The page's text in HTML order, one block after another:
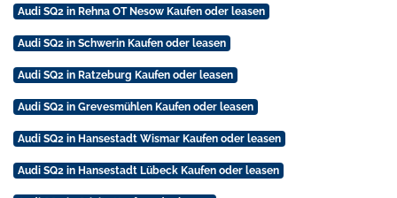
Audi SQ2 in Rehna OT Nesow Kaufen oder leasen
Audi SQ2 in Schwerin Kaufen oder leasen
Audi SQ2 in Ratzeburg Kaufen oder leasen
Audi SQ2 in Grevesmühlen Kaufen oder leasen
Audi SQ2 in Hansestadt Wismar Kaufen oder leasen
Audi SQ2 in Hansestadt Lübeck Kaufen oder leasen